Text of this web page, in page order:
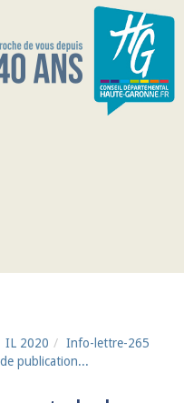
IL 2020
Info-lettre-265
publication...